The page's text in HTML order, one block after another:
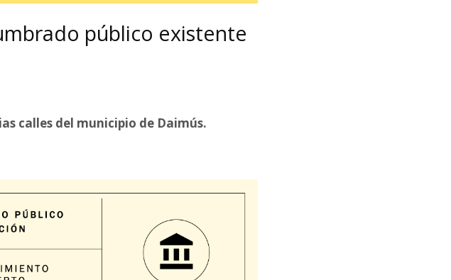
público existente
calles del municipio de Daimús.